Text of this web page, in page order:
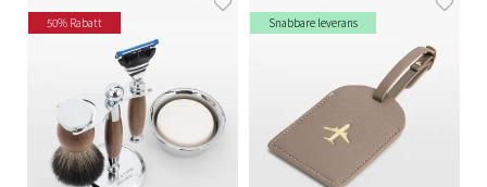
50% Rabatt Snabbare leverans